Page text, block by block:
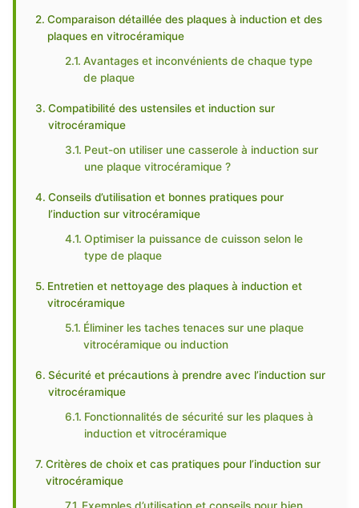
Comparaison détaillée des plaques à induction et des
plaques en vitrocéramique
Avantages et inconvénients de chaque type
de plaque
Compatibilité des ustensiles et induction sur
vitrocéramique
Peut-on utiliser une casserole à induction sur
une plaque vitrocéramique ?
Conseils d’utilisation et bonnes pratiques pour
l’induction sur vitrocéramique
Optimiser la puissance de cuisson selon le
type de plaque
Entretien et nettoyage des plaques à induction et
vitrocéramique
Éliminer les taches tenaces sur une plaque
vitrocéramique ou induction
Sécurité et précautions à prendre avec l’induction sur
vitrocéramique
Fonctionnalités de sécurité sur les plaques à
induction et vitrocéramique
Critères de choix et cas pratiques pour l’induction sur
vitrocéramique